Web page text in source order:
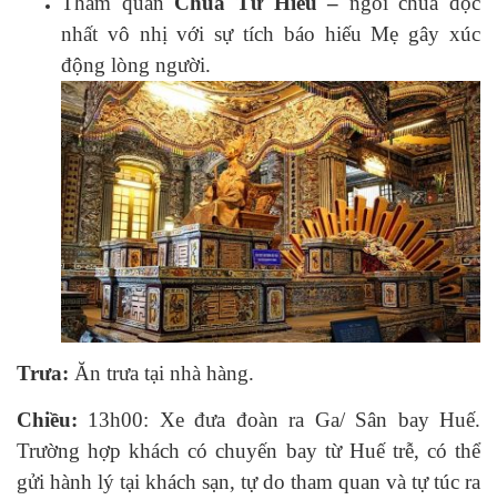
nhất vô nhị với sự tích báo hiếu Mẹ gây xúc
động lòng người.
Trưa: Ăn trưa tại nhà hàng.
Chiều: 13h00: Xe đưa đoàn ra Ga/ Sân bay Huế.
Trường hợp khách có chuyến bay từ Huế trễ, có thể
gửi hành lý tại khách sạn, tự do tham quan và tự túc ra